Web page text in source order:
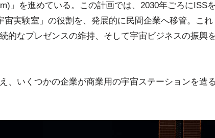
」を進めている。この計画では、2030年ごろにISSを
実験室」の役割を、発展的に民間企業へ移管。これ
的なプレゼンスの維持、そして宇宙ビジネスの振興
、いくつかの企業が商業用の宇宙ステーションを造る